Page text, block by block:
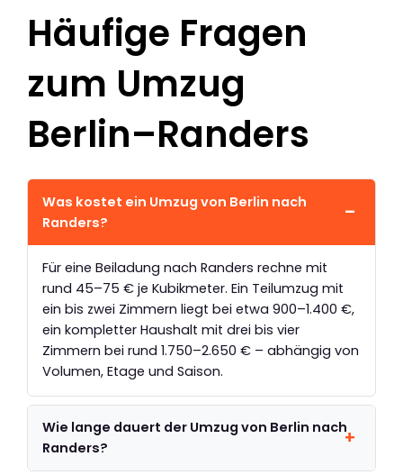
Häufige Fragen
zum Umzug
Berlin–Randers
Was kostet ein Umzug von Berlin nach
Randers?
Für eine Beiladung nach Randers rechne mit
rund 45–75 € je Kubikmeter. Ein Teilumzug mit
ein bis zwei Zimmern liegt bei etwa 900–1.400 €,
ein kompletter Haushalt mit drei bis vier
Zimmern bei rund 1.750–2.650 € – abhängig von
Volumen, Etage und Saison.
Wie lange dauert der Umzug von Berlin nach
Randers?